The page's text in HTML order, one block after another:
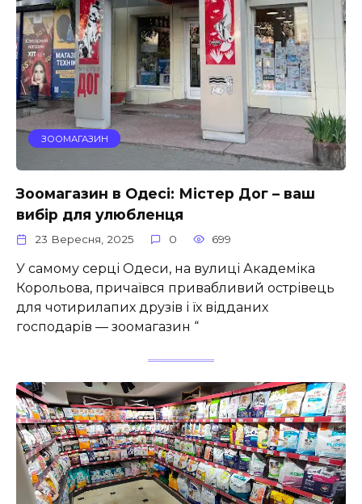
ЗООМАГАЗИН
Зоомагазин в Одесі: Містер Дог – ваш
вибір для улюбленця
23 Вересня, 2025 0 699
У самому серці Одеси, на вулиці Академіка
Корольова, причаївся привабливий острівець
для чотирилапих друзів і їх відданих
господарів — зоомагазин “